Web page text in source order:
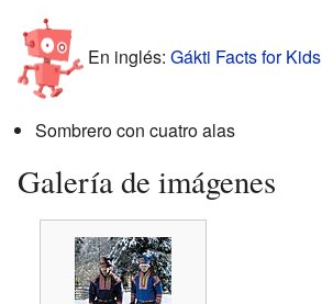
En inglés: Gákti Facts for Kids
Sombrero con cuatro alas
Galería de imágenes